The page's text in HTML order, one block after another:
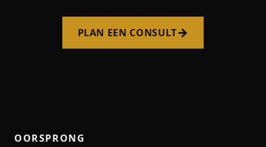
PLAN EEN CONSULT→
OORSPRONG